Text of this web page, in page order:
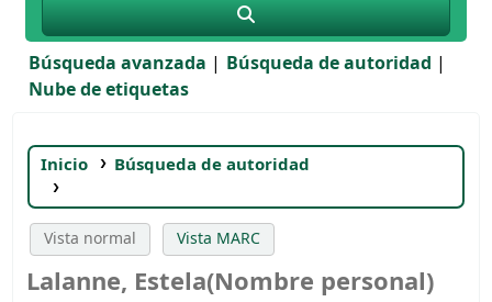
Búsqueda avanzada
Búsqueda de autoridad
Nube de etiquetas
Inicio
Búsqueda de autoridad
Vista normal Vista MARC
Lalanne, Estela(Nombre personal)